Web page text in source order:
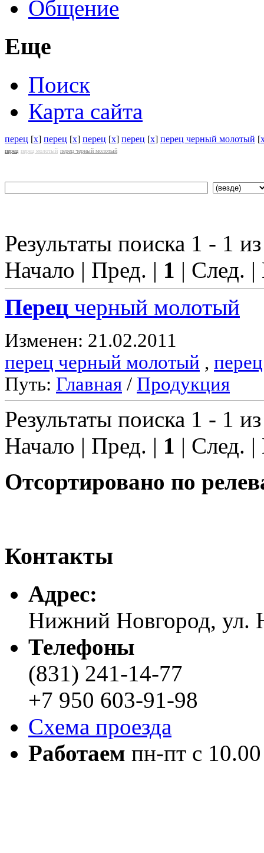
Общение
Еще
Поиск
Карта сайта
перец [x] перец [x] перец [x] перец [x] перец черный молотый [
перец перец молотый перец черный молотый
Результаты поиска 1 - 1
Начало | Пред. | 1 | След.
Перец черный молотый
Изменен: 21.02.2011
перец черный молотый , перец
Путь: Главная / Продукция
Результаты поиска 1 - 1
Начало | Пред. | 1 | След.
Отсортировано по
Контакты
Адреc:
Нижний Новгород, ул.
Телефоны
(831) 241-14-77
+7 950 603-91-98
Схема проезда
Работаем пн-пт с